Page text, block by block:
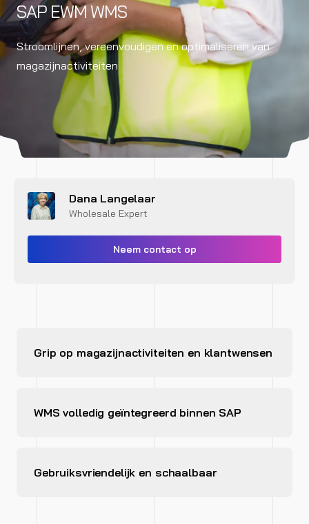
SAP EWM WMS
Stroomlijnen, vereenvoudigen en optimaliseren van
magazijnactiviteiten
Dana Langelaar
Wholesale Expert
Neem contact op
Grip op magazijnactiviteiten en klantwensen
WMS volledig geïntegreerd binnen SAP
Gebruiksvriendelijk en schaalbaar